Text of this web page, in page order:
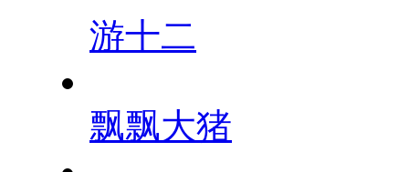
游十二
飘飘大猪